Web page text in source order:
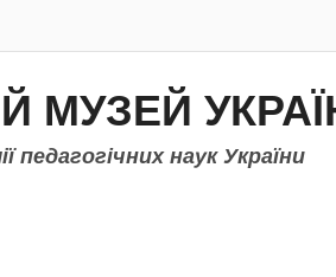
МУЗЕЙ
педагогічних наук України